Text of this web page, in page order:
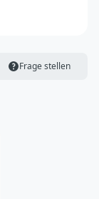
DIE MERKLISTE
Frage stellen